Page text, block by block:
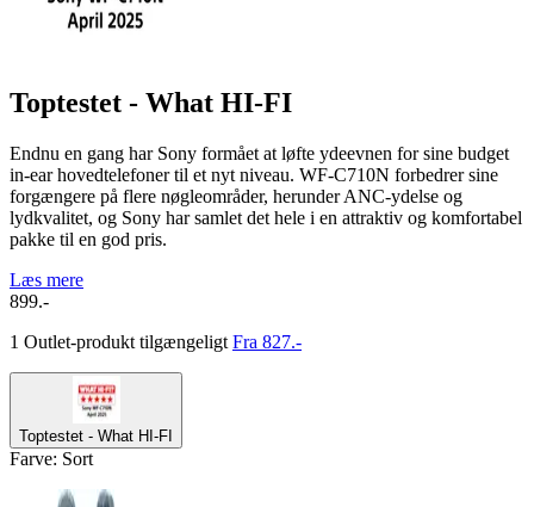
Toptestet - What HI-FI
Endnu en gang har Sony formået at løfte ydeevnen for sine budget
in-ear hovedtelefoner til et nyt niveau. WF-C710N forbedrer sine
forgængere på flere nøgleområder, herunder ANC-ydelse og
lydkvalitet, og Sony har samlet det hele i en attraktiv og komfortabel
pakke til en god pris.
Læs mere
899.-
1 Outlet-produkt tilgængeligt Fra 827.-
Toptestet - What HI-FI
Farve: Sort